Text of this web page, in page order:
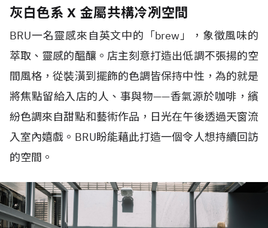
灰白色系 X 金屬共構冷冽空間
BRU一名靈感來自英文中的「brew」，象徵風味的
萃取、靈感的醞釀。店主刻意打造出低調不張揚的空
間風格，從裝潢到擺飾的色調皆保持中性，為的就是
將焦點留給入店的人、事與物——香氣源於咖啡，繽
紛色調來自甜點和藝術作品，日光在午後透過天窗流
入室內嬉戲。 BRU盼能藉此打造一個令人想持續回訪
的空間。